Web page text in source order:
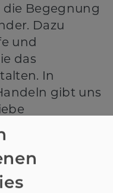
die Begegnung
Dazu
und
das
In
gibt uns
Menschen
und